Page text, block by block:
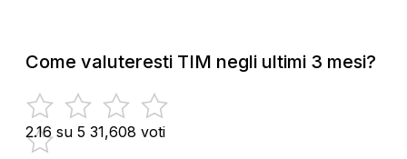
Come valuteresti TIM negli ultimi 3 mesi?
2.16 su 5 31,608 voti